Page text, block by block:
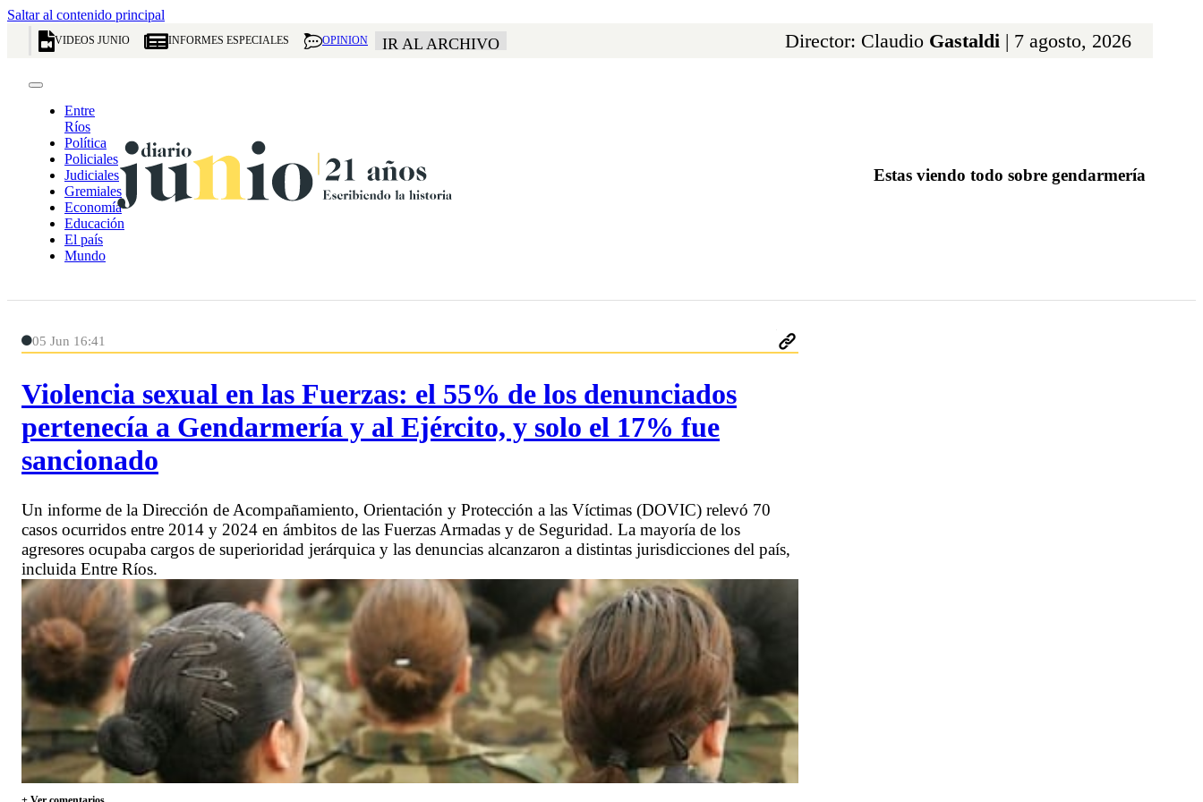
Saltar al contenido principal
VIDEOS JUNIO INFORMES ESPECIALES OPINION IR AL ARCHIVO Director: Claudio Gastaldi | 7 agosto, 2026
Entre
Ríos
Política
Policiales
Judiciales
Gremiales
Economía
Educación
El país
Mundo
Estas viendo todo sobre gendarmería
05 Jun 16:41
Violencia sexual en las Fuerzas: el 55% de los denunciados
pertenecía a Gendarmería y al Ejército, y solo el 17% fue
sancionado
Un informe de la Dirección de Acompañamiento, Orientación y Protección a las Víctimas (DOVIC) relevó 70
casos ocurridos entre 2014 y 2024 en ámbitos de las Fuerzas Armadas y de Seguridad. La mayoría de los
agresores ocupaba cargos de superioridad jerárquica y las denuncias alcanzaron a distintas jurisdicciones del país,
incluida Entre Ríos.